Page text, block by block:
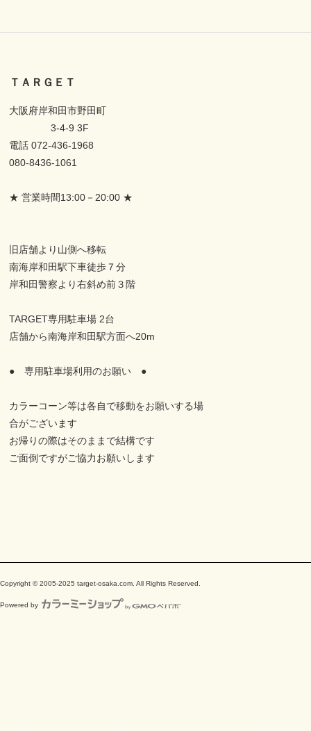
ＴＡＲＧＥＴ
大阪府岸和田市野田町
3-4-9 3F
電話 072-436-1968
080-8436-1061
★ 営業時間13:00－20:00 ★
旧店舗より山側へ移転
南海岸和田駅下車徒歩７分
岸和田警察より右斜め前３階
TARGET専用駐車場 2台
店舗から南海岸和田駅方面へ20m
● 専用駐車場利用のお願い ●
カラーコーン等は各自で移動をお願いする場
合がございます
お帰りの際はそのままで結構です
ご面倒ですがご協力お願いします
Copyright © 2005-2025 target-osaka.com. All Rights Reserved.
Powered by